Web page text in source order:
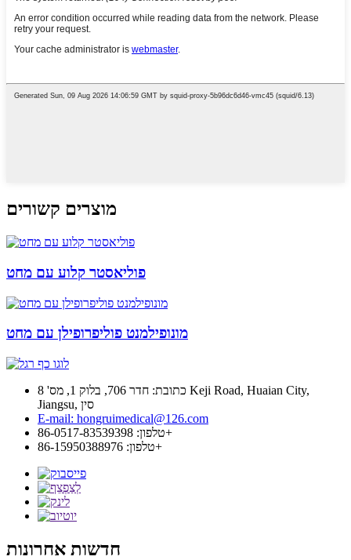
מוצרים קשורים
פוליאסטר קלוע עם מחט
מונופילמנט פוליפרופילן עם מחט
כתובת: חדר 706, בלוק 1, מס' 8 Keji Road, Huaian City,
Jiangsu, סין
E-mail: hongruimedical@126.com
טלפון: 86-0517-83539398+
טלפון: 86-15950388976+
חדשות אחרונות